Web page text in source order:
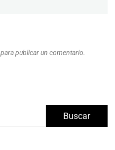
para publicar un comentario.